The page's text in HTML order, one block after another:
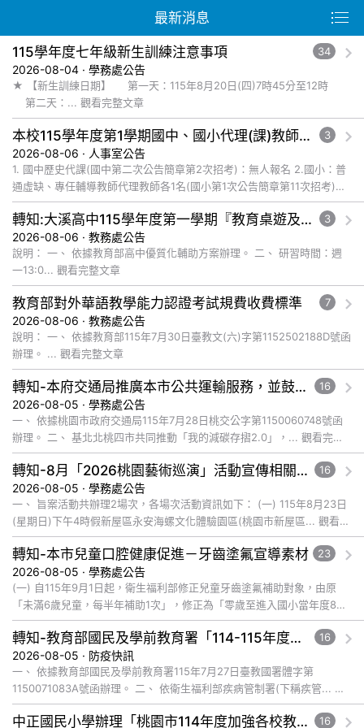
最新消息
115學年度七年級新生訓練注意事項 34
2026-08-04 · 學務處公告
★ 【新生訓練日期】 第一天：115年8月20日(四)7時45分至12時
第二天：... 觀看完整文章
本校115學年度第1學期國中、國小代理(課)教師115年8月6日甄選結果 3
2026-08-06 · 人事室公告
1. 國中歷史代課(國中第二次公告簡章第2次招考)：無人報名 2.國小：普
通虛缺、專任輔導教師代理教師各1名(國小第1次公告簡章第11次招考)：
無人報名 3.國小：體育代課教師1名(國小第... 觀看完整文章
轉知:大溪高中115學年度第一學期『教育桌遊及數位遊戲發展教師社群』辦理教師增能研習系列工作坊,請老師踴躍參加 3
2026-08-06 · 教務處公告
說明： 一、 依據教育部高中優質化輔助方案辦理。 二、 研習時間：週
一13:0... 觀看完整文章
教育部對外華語教學能力認證考試規費收費標準 7
2026-08-06 · 教務處公告
說明： 一、 依據教育部115年7月30日臺教文(六)字第1152502188D號函
辦理。 ... 觀看完整文章
轉知-本府交通局推廣本市公共運輸服務，並鼓勵所屬員工、師生及家長參與基北北桃「我的減碳存摺2.0」全民運動 16
2026-08-05 · 學務處公告
一、 依據桃園市政府交通局115年7月28日桃交公字第1150060748號函
辦理。 二、 基北北桃四市共同推動「我的減碳存摺2.0」，... 觀看完整
文章
轉知-8月「2026桃園藝術巡演」活動宣傳相關事宜 16
2026-08-05 · 學務處公告
一、 旨案活動共辦理2場次，各場次活動資訊如下： (一) 115年8月23日
(星期日)下午4時假新屋區永安海螺文化體驗園區(桃園市新屋區... 觀看完
整文章
轉知-本市兒童口腔健康促進－牙齒塗氟宣導素材 23
2026-08-05 · 學務處公告
(一) 自115年9月1日起，衛生福利部修正兒童牙齒塗氟補助對象，由原
「未滿6歲兒童，每半年補助1次」，修正為「零歲至進入國小當年度8月
31日止，每半年補助1次」。本次修正係擴大兒童牙齒塗氟服... 觀看完整
文章
轉知-教育部國民及學前教育署「114-115年度COVID-19疫苗接種計畫」公費接種對象擴大為「滿6個月以上尚未接種之民眾」措施，延長至115年9月28日止 16
2026-08-05 · 防疫快訊
一、 依據教育部國民及學前教育署115年7月27日臺教國署體字第
1150071083A號函辦理。 二、 依衛生福利部疾病管制署(下稱疾管... 觀
看完整文章
中正國民小學辦理「桃園市114年度加強各校教職員及家長特教知能研習」 16